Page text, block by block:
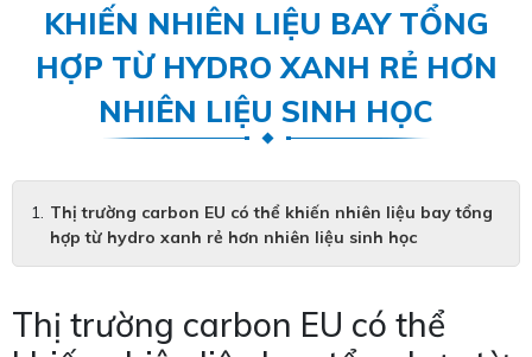
KHIẾN NHIÊN LIỆU BAY TỔNG
HỢP TỪ HYDRO XANH RẺ HƠN
NHIÊN LIỆU SINH HỌC
Thị trường carbon EU có thể khiến nhiên liệu bay tổng
hợp từ hydro xanh rẻ hơn nhiên liệu sinh học
Thị trường carbon EU có thể